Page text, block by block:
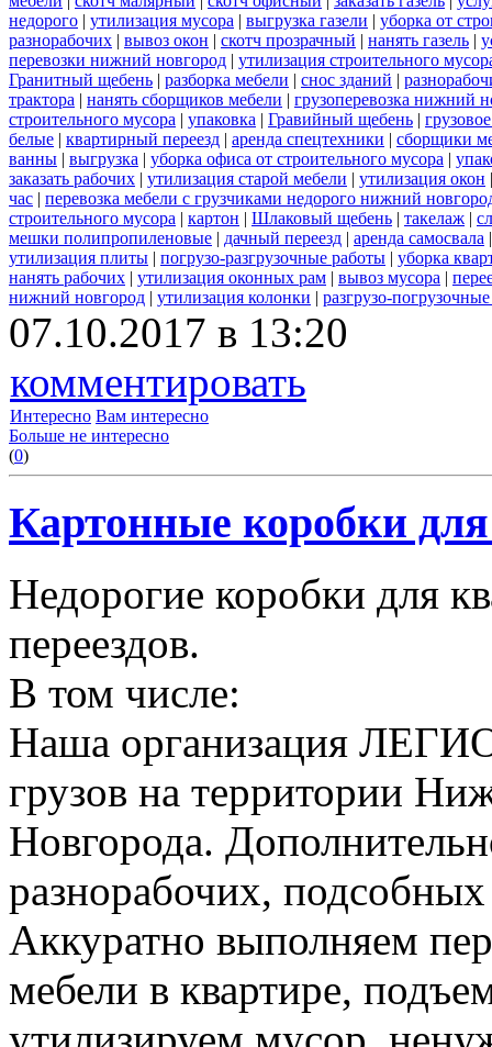
недорого | утилизация мусора | выгрузка газели | уборка от
разнорабочих | вывоз окон | скотч прозрачный | нанять газель |
перевозки нижний новгород | утилизация строительного
Гранитный щебень | разборка мебели | снос зданий |
трактора | нанять сборщиков мебели | грузоперевозка нижний
строительного мусора | упаковка | Гравийный щебень |
белые | квартирный переезд | аренда спецтехники | сборщики
ванны | выгрузка | уборка офиса от строительного мусора |
заказать рабочих | утилизация старой мебели | утилизация окон
час | перевозка мебели с грузчиками недорого нижний
строительного мусора | картон | Шлаковый щебень | такелаж |
мешки полипропиленовые | дачный переезд | аренда самосвала
утилизация плиты | погрузо-разгрузочные работы | уборка
нанять рабочих | утилизация оконных рам | вывоз мусора |
нижний новгород | утилизация колонки | разгрузо-
07.10.2017 в 13:20
комментировать
Интересно Вам интересно
Больше не интересно
(0)
Картонные коробки для
Недорогие коробки для
переездов.
В том числе:
Наша организация
грузов на территории
Новгорода.
разнорабочих,
Аккуратно выполняем
мебели в квартире,